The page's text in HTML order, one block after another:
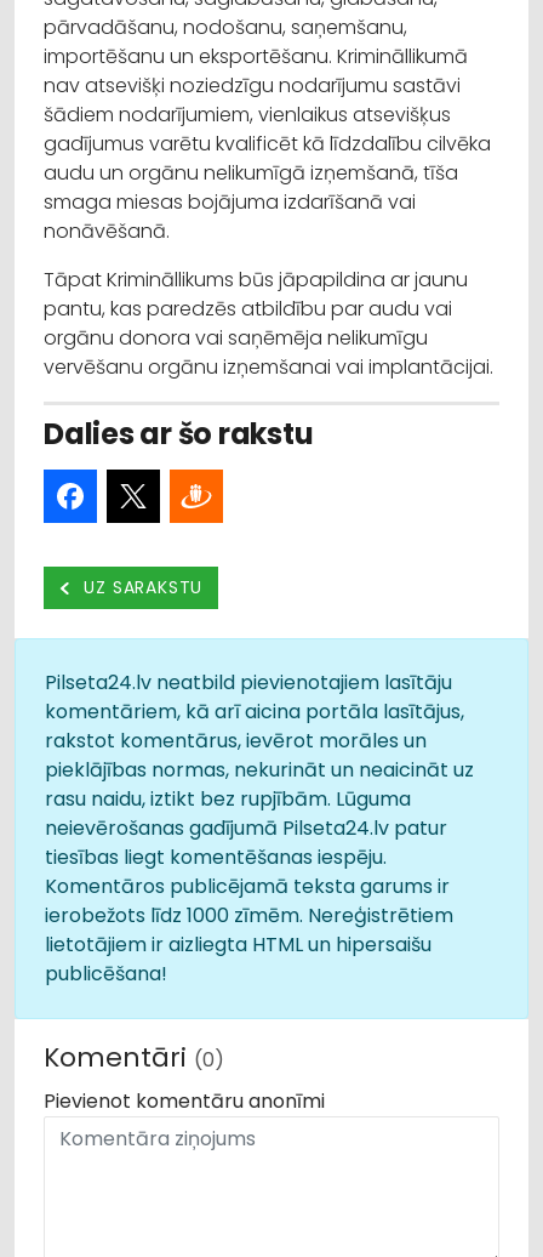
pārvadāšanu, nodošanu, saņemšanu,
importēšanu un eksportēšanu. Krimināllikumā
nav atsevišķi noziedzīgu nodarījumu sastāvi
šādiem nodarījumiem, vienlaikus atsevišķus
gadījumus varētu kvalificēt kā līdzdalību cilvēka
audu un orgānu nelikumīgā izņemšanā, tīša
smaga miesas bojājuma izdarīšanā vai
nonāvēšanā.
Tāpat Krimināllikums būs jāpapildina ar jaunu
pantu, kas paredzēs atbildību par audu vai
orgānu donora vai saņēmēja nelikumīgu
vervēšanu orgānu izņemšanai vai implantācijai.
Dalies ar šo rakstu
UZ SARAKSTU
Pilseta24.lv neatbild pievienotajiem lasītāju
komentāriem, kā arī aicina portāla lasītājus,
rakstot komentārus, ievērot morāles un
pieklājības normas, nekurināt un neaicināt uz
rasu naidu, iztikt bez rupjībām. Lūguma
neievērošanas gadījumā Pilseta24.lv patur
tiesības liegt komentēšanas iespēju.
Komentāros publicējamā teksta garums ir
ierobežots līdz 1000 zīmēm. Nereģistrētiem
lietotājiem ir aizliegta HTML un hipersaišu
publicēšana!
Komentāri (0)
Pievienot komentāru anonīmi